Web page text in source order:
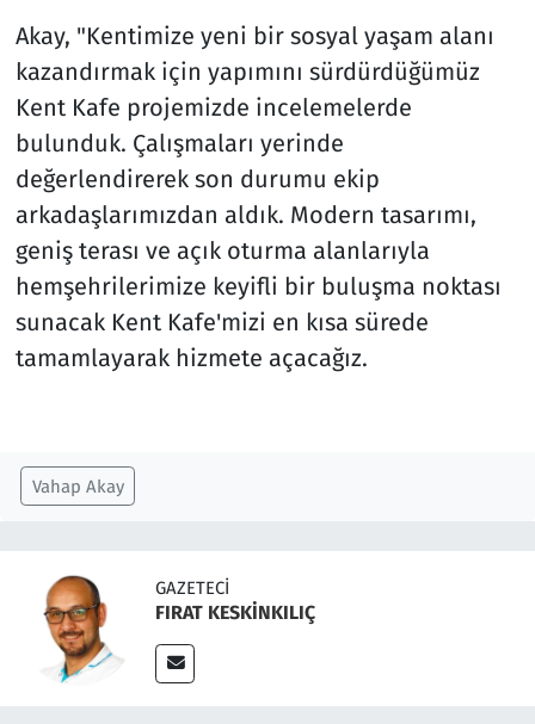
Akay, "Kentimize yeni bir sosyal yaşam alanı
kazandırmak için yapımını sürdürdüğümüz
Kent Kafe projemizde incelemelerde
bulunduk. Çalışmaları yerinde
değerlendirerek son durumu ekip
arkadaşlarımızdan aldık. Modern tasarımı,
geniş terası ve açık oturma alanlarıyla
hemşehrilerimize keyifli bir buluşma noktası
sunacak Kent Kafe'mizi en kısa sürede
tamamlayarak hizmete açacağız.
Vahap Akay
GAZETECI
FIRAT KESKİNKILIÇ